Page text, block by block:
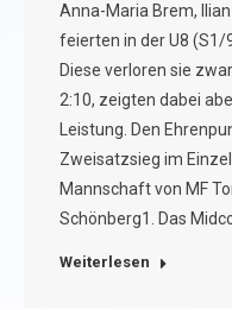
Anna-Maria Brem,
feierten in der U8 (S1/
Diese verloren sie
2:10, zeigten dabei
Leistung. Den
Zweisatzsieg im
Mannschaft von MF
Schönberg1. Das
Weiterlesen